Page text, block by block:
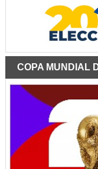
COPA MUNDIAL